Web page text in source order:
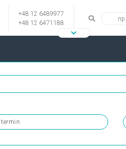
+48 12 6489977
+48 12 6471188
termin